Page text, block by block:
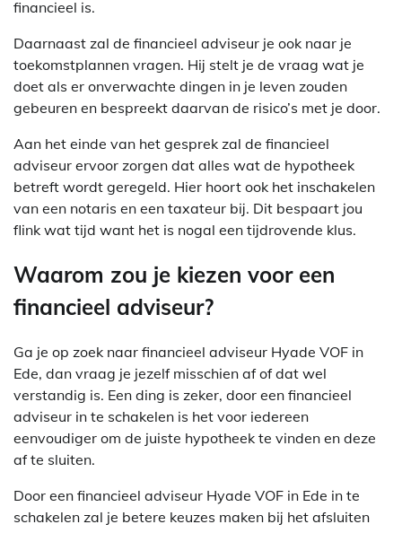
financieel is.
Daarnaast zal de financieel adviseur je ook naar je
toekomstplannen vragen. Hij stelt je de vraag wat je
doet als er onverwachte dingen in je leven zouden
gebeuren en bespreekt daarvan de risico’s met je door.
Aan het einde van het gesprek zal de financieel
adviseur ervoor zorgen dat alles wat de hypotheek
betreft wordt geregeld. Hier hoort ook het inschakelen
van een notaris en een taxateur bij. Dit bespaart jou
flink wat tijd want het is nogal een tijdrovende klus.
Waarom zou je kiezen voor een
financieel adviseur?
Ga je op zoek naar financieel adviseur Hyade VOF in
Ede, dan vraag je jezelf misschien af of dat wel
verstandig is. Een ding is zeker, door een financieel
adviseur in te schakelen is het voor iedereen
eenvoudiger om de juiste hypotheek te vinden en deze
af te sluiten.
Door een financieel adviseur Hyade VOF in Ede in te
schakelen zal je betere keuzes maken bij het afsluiten